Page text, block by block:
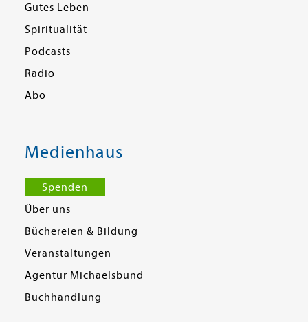
Gutes Leben
Spiritualität
Podcasts
Radio
Abo
Medienhaus
Spenden
Über uns
Büchereien & Bildung
Veranstaltungen
Agentur Michaelsbund
Buchhandlung